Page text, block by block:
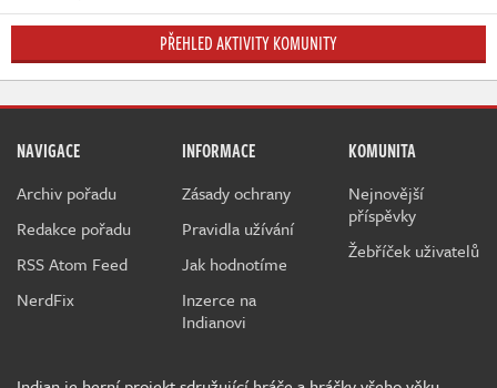
PŘEHLED AKTIVITY KOMUNITY
NAVIGACE
Archiv pořadu
Redakce pořadu
RSS Atom Feed
NerdFix
INFORMACE
Zásady ochrany
Pravidla užívání
Jak hodnotíme
Inzerce na
Indianovi
KOMUNITA
Nejnovější
příspěvky
Žebříček uživatelů